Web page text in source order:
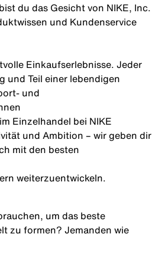
du das Gesicht von NIKE, Inc.
und Kundenservice
Einkaufserlebnisse. Jeder
und Teil einer lebendigen
und
Einzelhandel bei NIKE
und Ambition – wir geben dir
mit den besten
weiterzuentwickeln.
um das beste
zu formen? Jemanden wie